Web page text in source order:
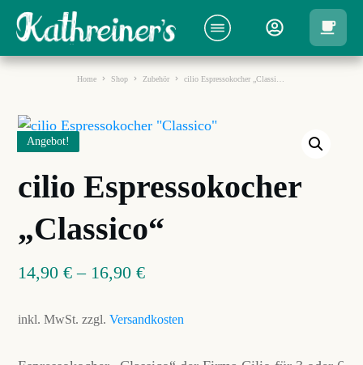
Home Shop Zubehör
Angebot!
cilio Espressokocher
„Classico“
14,90 € – 16,90 €
inkl. MwSt. zzgl. Versandkosten